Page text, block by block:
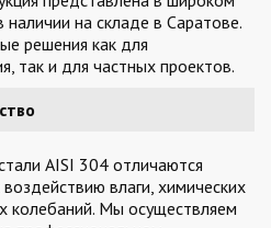
на складе в Саратове.
решения как для
так и для частных проектов.
AISI 304 отличаются
влаги, химических
колебаний. Мы осуществляем